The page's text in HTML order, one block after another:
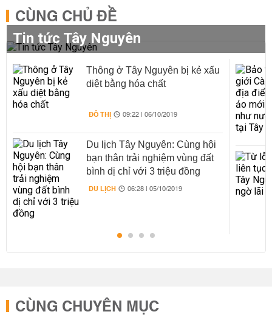
CÙNG CHỦ ĐỀ
Tin tức Tây Nguyên
Thông ở Tây Nguyên bị kẻ xấu
diệt bằng hóa chất
ĐÔ THỊ 09:22 | 06/10/2019
Du lịch Tây Nguyên: Cùng hội
bạn thân trải nghiệm vùng đất
bình dị chỉ với 3 triệu đồng
DU LỊCH 06:28 | 05/10/2019
CÙNG CHUYÊN MỤC